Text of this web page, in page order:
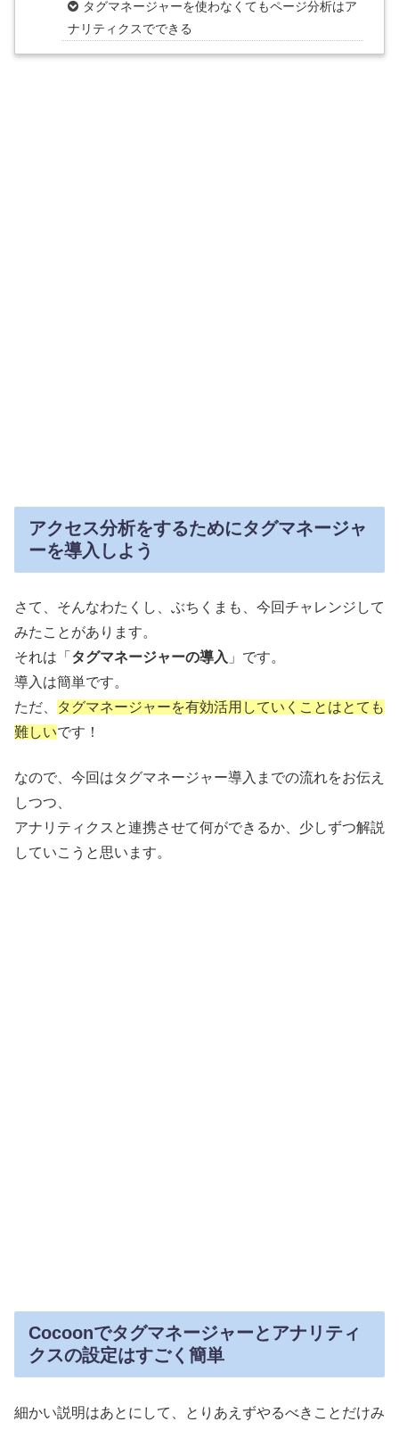
タグマネージャーを使わなくてもページ分析はア
ナリティクスでできる
アクセス分析をするためにタグマネージャ
ーを導入しよう
さて、そんなわたくし、ぶちくまも、今回チャレンジして
みたことがあります。
それは「 タグマネージャーの導入 」です。
導入は簡単です。
ただ、
タグマネージャーを有効活用していくことはとても
難しいです！
なので、今回はタグマネージャー導入までの流れをお伝え
しつつ、
アナリティクスと連携させて何ができるか、少しずつ解説
していこうと思います。
Cocoonでタグマネージャーとアナリティ
クスの設定はすごく簡単
細かい説明はあとにして、とりあえずやるべきことだけみ